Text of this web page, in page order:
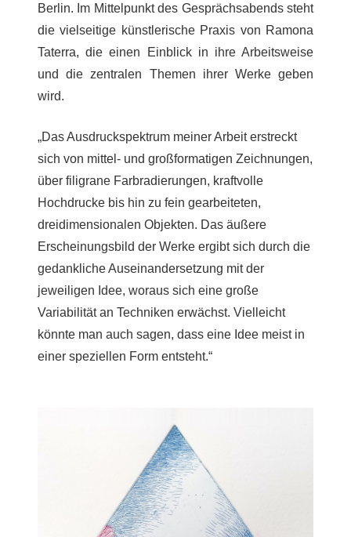
Berlin. Im Mittelpunkt des Gesprächsabends steht
die vielseitige künstlerische Praxis von Ramona
Taterra, die einen Einblick in ihre Arbeitsweise
und die zentralen Themen ihrer Werke geben
wird.
„Das Ausdruckspektrum meiner Arbeit erstreckt
sich von mittel- und großformatigen Zeichnungen,
über filigrane Farbradierungen, kraftvolle
Hochdrucke bis hin zu fein gearbeiteten,
dreidimensionalen Objekten. Das äußere
Erscheinungsbild der Werke ergibt sich durch die
gedankliche Auseinandersetzung mit der
jeweiligen Idee, woraus sich eine große
Variabilität an Techniken erwächst. Vielleicht
könnte man auch sagen, dass eine Idee meist in
einer speziellen Form entsteht.“